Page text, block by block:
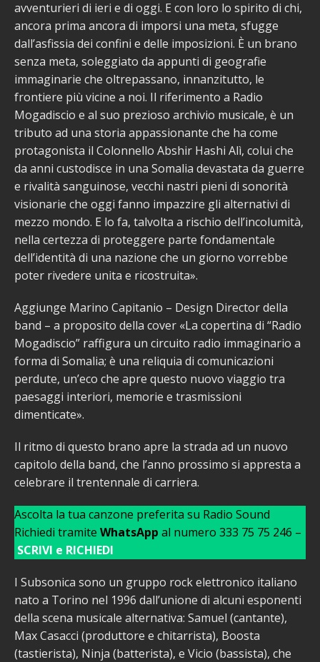
avventurieri di ieri e di oggi. E con loro lo spirito di chi,
ancora prima ancora di imporsi una meta, sfugge
dall’asfissia dei confini e delle imposizioni. È un brano
senza meta, soleggiato da appunti di geografie
immaginarie che oltrepassano, innanzitutto, le
frontiere più vicine a noi. Il riferimento a Radio
Mogadiscio e al suo prezioso archivio musicale, è un
tributo ad una storia appassionante che ha come
protagonista il Colonnello Abshir Hashi Alì, colui che
da anni custodisce in una Somalia devastata da guerre
e rivalità sanguinose, vecchi nastri pieni di sonorità
visionarie che oggi fanno impazzire gli alternativi di
mezzo mondo. E lo fa, talvolta a rischio dell’incolumità,
nella certezza di proteggere parte fondamentale
dell’identità di una nazione che un giorno vorrebbe
poter rivedere unita e ricostruita».
Aggiunge Marino Capitanio – Design Director della
band – a proposito della cover «La copertina di “Radio
Mogadiscio” raffigura un circuito radio immaginario a
forma di Somalia; è una reliquia di comunicazioni
perdute, un’eco che apre questo nuovo viaggio tra
paesaggi interiori, memorie e trasmissioni
dimenticate».
Il ritmo di questo brano apre la strada ad un nuovo
capitolo della band, che l’anno prossimo si appresta a
celebrare il trentennale di carriera.
Ascolta la tua canzone preferita su Radio Sound
Richiedi tramite WhatsApp al numero 333 75 75 246 –
SCRIVI e RICHIEDI
I Subsonica sono un gruppo rock elettronico italiano
nato a Torino nel 1996 dall’unione di alcuni esponenti
della scena musicale alternativa: Samuel (cantante),
Max Casacci (produttore e chitarrista), Boosta
(tastierista), Ninja (batterista), e Vicio (bassista), che